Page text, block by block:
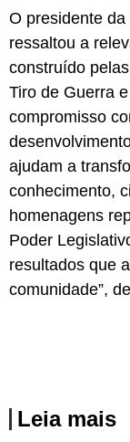
O presidente
ressaltou a
construído
Tiro de Guerra
compromisso
ajudam a
conhecimento,
homenagens
Poder
resultados que
comunidade”,
Leia mais